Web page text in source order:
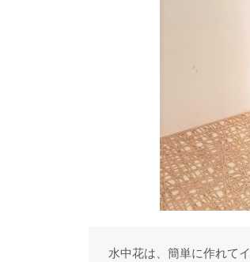
水中花は、簡単に作れて